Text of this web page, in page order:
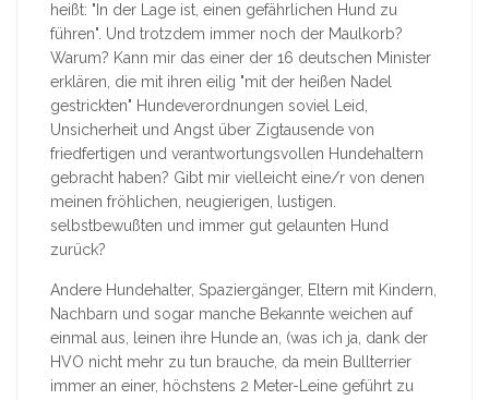
heißt: "In der Lage ist, einen gefährlichen Hund zu
führen". Und trotzdem immer noch der Maulkorb?
Warum? Kann mir das einer der 16 deutschen Minister
erklären, die mit ihren eilig "mit der heißen Nadel
gestrickten" Hundeverordnungen soviel Leid,
Unsicherheit und Angst über Zigtausende von
friedfertigen und verantwortungsvollen Hundehaltern
gebracht haben? Gibt mir vielleicht eine/r von denen
meinen fröhlichen, neugierigen, lustigen.
selbstbewußten und immer gut gelaunten Hund
zurück?
Andere Hundehalter, Spaziergänger, Eltern mit Kindern,
Nachbarn und sogar manche Bekannte weichen auf
einmal aus, leinen ihre Hunde an, (was ich ja, dank der
HVO nicht mehr zu tun brauche, da mein Bullterrier
immer an einer, höchstens 2 Meter-Leine geführt zu